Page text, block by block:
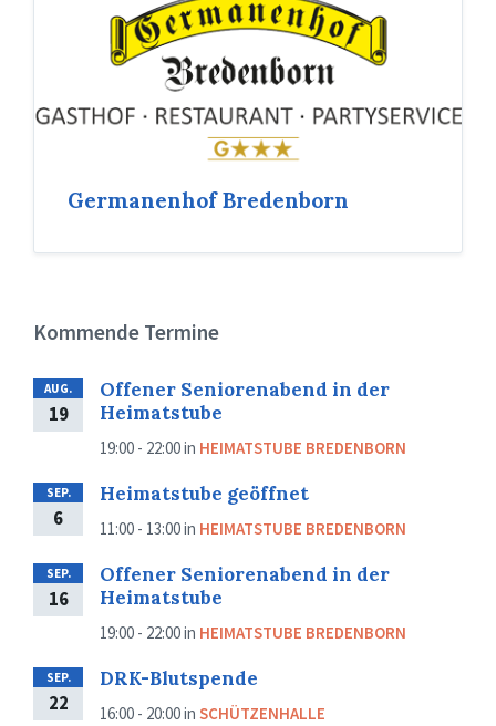
Germanenhof Bredenborn
Kommende Termine
AUG.
19
Offener Seniorenabend in der
Heimatstube
19:00 - 22:00in HEIMATSTUBE BREDENBORN
SEP.
6
Heimatstube geöffnet
11:00 - 13:00in HEIMATSTUBE BREDENBORN
SEP.
16
Offener Seniorenabend in der
Heimatstube
19:00 - 22:00in HEIMATSTUBE BREDENBORN
SEP.
22
DRK-Blutspende
16:00 - 20:00in SCHÜTZENHALLE